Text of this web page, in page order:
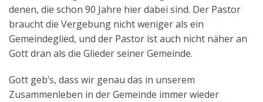
denen, die schon 90 Jahre hier dabei sind. Der Pastor
braucht die Vergebung nicht weniger als ein
Gemeindeglied, und der Pastor ist auch nicht näher an
Gott dran als die Glieder seiner Gemeinde.
Gott geb’s, dass wir genau das in unserem
Zusammenleben in der Gemeinde immer wieder